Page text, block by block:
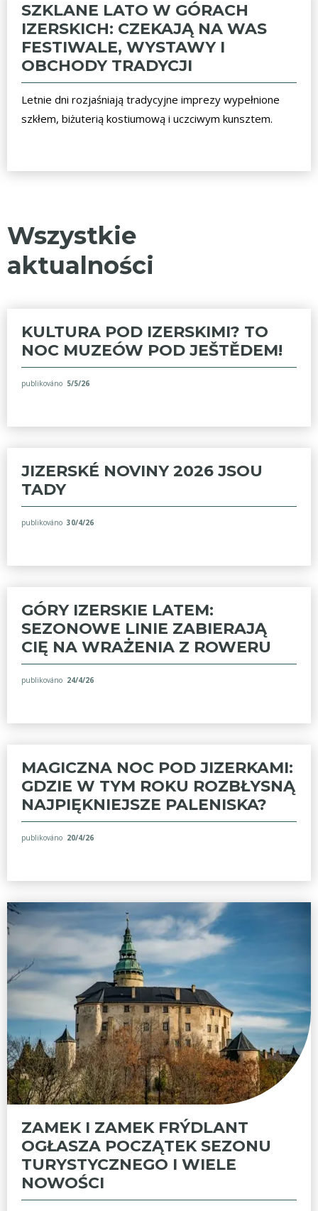
SZKLANE LATO W GÓRACH
IZERSKICH: CZEKAJĄ NA WAS
FESTIWALE, WYSTAWY I
OBCHODY TRADYCJI
Letnie dni rozjaśniają tradycyjne imprezy wypełnione
szkłem, biżuterią kostiumową i uczciwym kunsztem.
Wszystkie
aktualności
KULTURA POD IZERSKIMI? TO
NOC MUZEÓW POD JEŠTĚDEM!
publikováno 5/5/26
JIZERSKÉ NOVINY 2026 JSOU
TADY
publikováno 30/4/26
GÓRY IZERSKIE LATEM:
SEZONOWE LINIE ZABIERAJĄ
CIĘ NA WRAŻENIA Z ROWERU
publikováno 24/4/26
MAGICZNA NOC POD JIZERKAMI:
GDZIE W TYM ROKU ROZBŁYSNĄ
NAJPIĘKNIEJSZE PALENISKA?
publikováno 20/4/26
ZAMEK I ZAMEK FRÝDLANT
OGŁASZA POCZĄTEK SEZONU
TURYSTYCZNEGO I WIELE
NOWOŚCI